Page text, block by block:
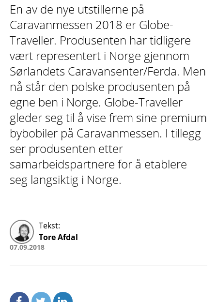
En av de nye utstillerne på
Caravanmessen 2018 er Globe-
Traveller. Produsenten har tidligere
vært representert i Norge gjennom
Sørlandets Caravansenter/Ferda. Men
nå står den polske produsenten på
egne ben i Norge. Globe-Traveller
gleder seg til å vise frem sine premium
bybobiler på Caravanmessen. I tillegg
ser produsenten etter
samarbeidspartnere for å etablere
seg langsiktig i Norge.
Tekst:
Tore Afdal
07.09.2018